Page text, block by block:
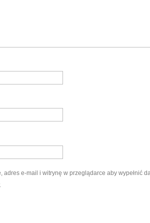
adres e-mail i witrynę w przeglądarce aby wypełnić